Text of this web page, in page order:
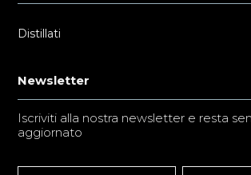
Distillati
Newsletter
Iscriviti alla nostra newsletter e resta
aggiornato